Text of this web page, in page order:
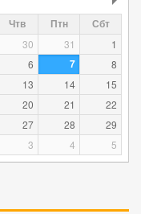
Чтв Птн Сбт
30 31
1
6 7
8
13 14
15
20 21
22
27 28
29
3 4 5